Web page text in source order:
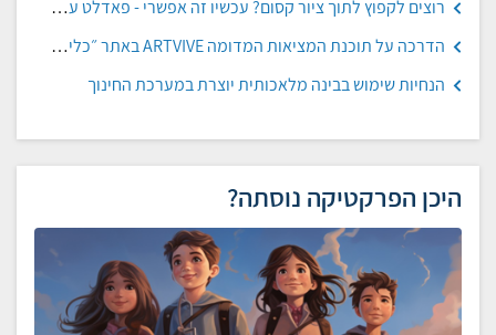
רוצים לקפוץ לתוך ציור קסום? עכשיו זה אפשרי - פאדלט עם הנחיות ודוגמאות, רפאלה בלס
הדרכה על תוכנת המציאות המדומה ARTVIVE באתר ״כלים קטנים גדולים״, אפרת מעטוף
הנחיות שימוש בבינה מלאכותית יוצרת במערכת החינוך
היכן הפרקטיקה נוסתה?